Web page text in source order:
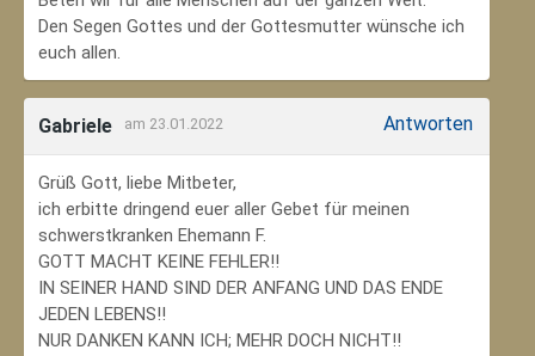
Den Segen Gottes und der Gottesmutter wünsche ich
euch allen.
Gabriele am 23.01.2022 Antworten
Grüß Gott, liebe Mitbeter,
ich erbitte dringend euer aller Gebet für meinen
schwerstkranken Ehemann F.
GOTT MACHT KEINE FEHLER!!
IN SEINER HAND SIND DER ANFANG UND DAS ENDE
JEDEN LEBENS!!
NUR DANKEN KANN ICH; MEHR DOCH NICHT!!